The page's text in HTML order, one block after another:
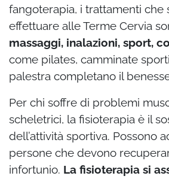
fangoterapia, i trattamenti che
effettuare alle Terme Cervia
massaggi, inalazioni, sport,
come pilates, camminate
palestra completano il
Per chi soffre di problemi
scheletrici, la fisioterapia è il
dell’attività sportiva. Possono
persone che devono
infortunio. La fisioterapia si